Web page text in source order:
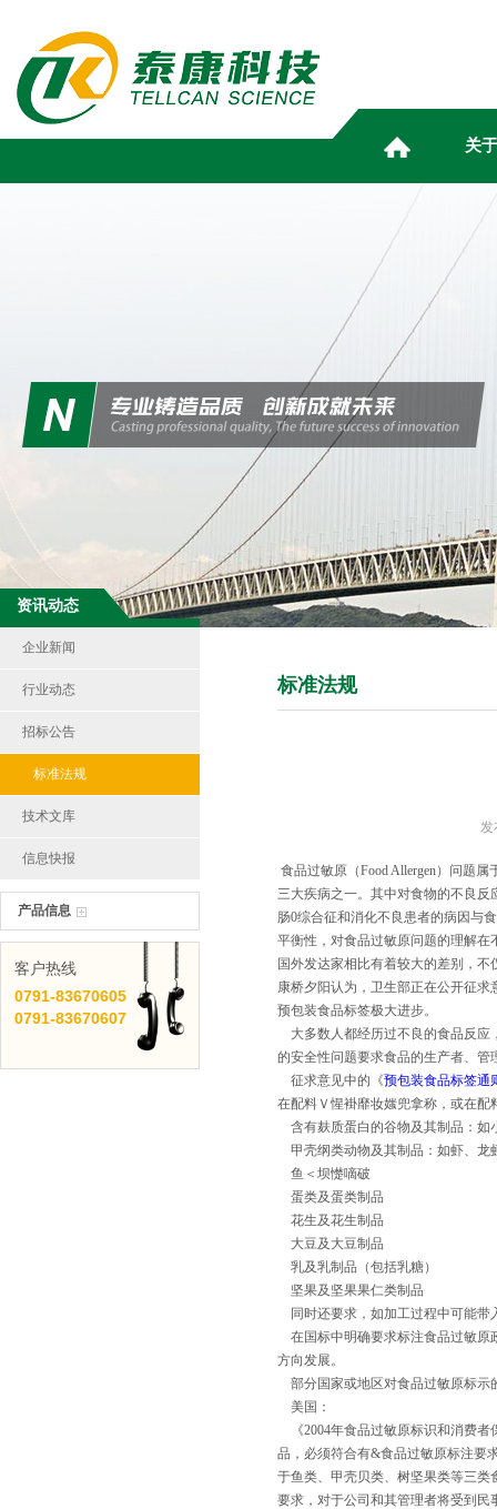
关
关于泰康
资讯动态
产品中心
人力资源
MARKETING
营销服务
资讯动态
企业新闻
行业动态
招标公告
标准法规
技术文库
信息快报
产品信息
客户热线
0791-83670605
0791-83670607
标准法规
发
食品过敏原（Food Allergen）问题
三大疾病之一。其中对食物的不良反
肠0综合征和消化不良患者的病因与
平衡性，对食品过敏原问题的理解
国外发达家相比有着较大的差别，
康桥夕阳认为，卫生部正在公开征
预包装食品标签极大进步。
大多数人都经历过不良的食品反应
的安全性问题要求食品的生产者、
征求意见中的《预包装食品标签通
在配料Ｖ惺褂靡妆媸兜拿称，或在配
含有麸质蛋白的谷物及其制品：如
甲壳纲类动物及其制品：如虾、龙
鱼＜坝憷嘀破
蛋类及蛋类制品
花生及花生制品
大豆及大豆制品
乳及乳制品（包括乳糖）
坚果及坚果果仁类制品
同时还要求，如加工过程中可能带
在国标中明确要求标注食品过敏原
方向发展。
部分国家或地区对食品过敏原标示
美国：
《2004年食品过敏原标识和消费者
品，必须符合有&食品过敏原标注要
于鱼类、甲壳贝类、树坚果类等三
要求，对于公司和其管理者将受到